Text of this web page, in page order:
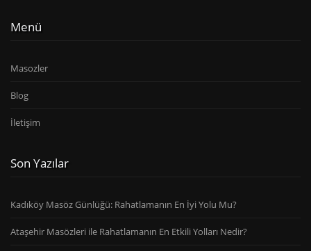
Menü
Masozler
Blog
İletişim
Son Yazılar
Kadıköy Masöz Günlüğü: Rahatlamanın En İyi Yolu Mu?
Ataşehir Masözleri ile Rahatlamanın En Etkili Yolları Nedir?